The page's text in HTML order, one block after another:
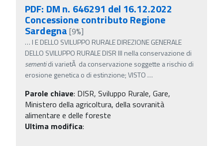
PDF: DM n. 646291 del 16.12.2022
Concessione contributo Regione
Sardegna [9%]
… I E DELLO SVILUPPO RURALE DIREZIONE GENERALE
DELLO SVILUPPO RURALE DISR III nella conservazione di
sementidi varietÃ da conservazione soggette a rischio di
erosione genetica o di estinzione; VISTO …
Parole chiave: DISR, Sviluppo Rurale, Gare,
Ministero della agricoltura, della sovranità
alimentare e delle foreste
Ultima modifica: